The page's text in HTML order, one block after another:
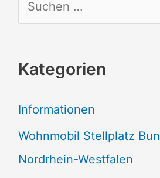
u
h
n
n
a
Kategorien
Informationen
Wohnmobil Stellplatz
Nordrhein-Westfalen